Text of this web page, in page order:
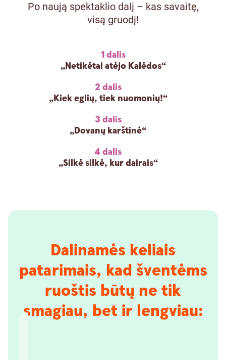
Po naują spektaklio dalį – kas savaitę,
visą gruodį!
1 dalis
„Netikėtai atėjo Kalėdos“
2 dalis
„Kiek eglių, tiek nuomonių!“
3 dalis
„Dovanų karštinė“
4 dalis
„Silkė silkė, kur dairais“
Dalinamės keliais
patarimais, kad šventėms
ruoštis būtų ne tik
smagiau, bet ir lengviau: